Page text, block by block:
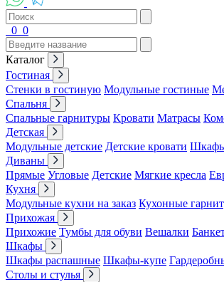
0 0
Каталог
Гостиная
Стенки в гостиную Модульные гостиные
Спальня
Спальные гарнитуры Кровати Матрасы
Детская
Модульные детские Детские кровати Шкафы
Диваны
Прямые Угловые Детские Мягкие кресла
Кухня
Модульные кухни на заказ Кухонные
Прихожая
Прихожие Тумбы для обуви Вешалки
Шкафы
Шкафы распашные Шкафы-купе
Столы и стулья